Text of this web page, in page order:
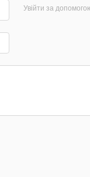
Увійти за